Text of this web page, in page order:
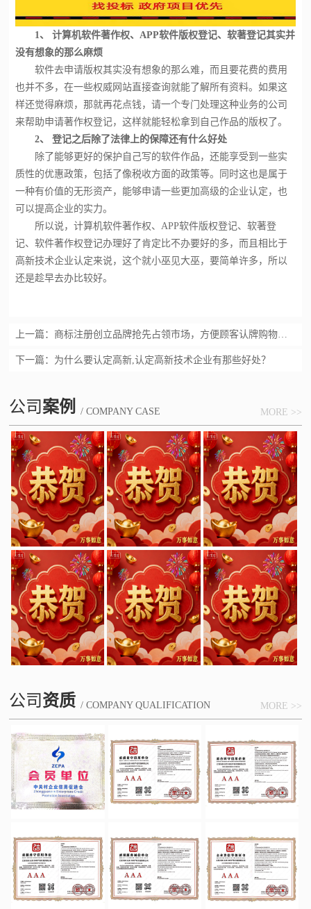
1、 计算机软件著作权、APP软件版权登记、软著登记其实并
没有想象的那么麻烦
软件去申请版权其实没有想象的那么难，而且要花费的费用
也并不多，在一些权威网站直接查询就能了解所有资料。如果这
样还觉得麻烦，那就再花点钱，请一个专门处理这种业务的公司
来帮助申请著作权登记，这样就能轻松拿到自己作品的版权了。
2、 登记之后除了法律上的保障还有什么好处
除了能够更好的保护自己写的软件作品，还能享受到一些实
质性的优惠政策，包括了像税收方面的政策等。同时这也是属于
一种有价值的无形资产，能够申请一些更加高级的企业认定，也
可以提高企业的实力。
所以说，计算机软件著作权、APP软件版权登记、软著登
记、软件著作权登记办理好了肯定比不办要好的多，而且相比于
高新技术企业认定来说，这个就小巫见大巫，要简单许多，所以
还是趁早去办比较好。
上一篇： 商标注册创立品牌抢先占领市场，方便顾客认牌购物确认权益
下一篇： 为什么要认定高新,认定高新技术企业有那些好处？
公司案例 / COMPANY CASE MORE >>
公司 资质 / COMPANY QUALIFICATION MORE >>